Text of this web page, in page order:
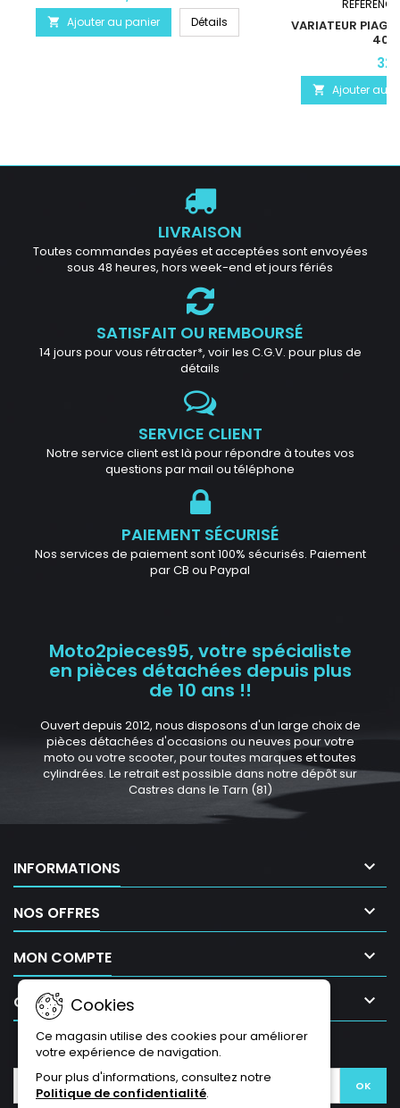
 Ajouter au panier Détails
VARIATEUR
400
 Ajouter au
LIVRAISON
Toutes commandes payées et acceptées sont envoyées
sous 48 heures, hors week-end et jours fériés
SATISFAIT OU REMBOURSÉ
14 jours pour vous rétracter*, voir les C.G.V. pour plus de
détails
SERVICE CLIENT
Notre service client est là pour répondre à toutes vos
questions par mail ou téléphone
PAIEMENT SÉCURISÉ
Nos services de paiement sont 100% sécurisés. Paiement
par CB ou Paypal
Moto2pieces95, votre spécialiste
en pièces détachées depuis plus
de 10 ans !!
Ouvert depuis 2012, nous disposons d'un large choix de
pièces détachées d'occasions ou neuves pour votre
moto ou votre scooter, pour toutes marques et toutes
cylindrées. Le retrait est possible dans notre dépôt sur
Castres dans le Tarn (81)
INFORMATIONS 
NOS OFFRES 
MON COMPTE 
CONTACT 
Cookies
Ce magasin utilise des cookies pour améliorer
votre expérience de navigation.
Pour plus d'informations, consultez notre
Politique de confidentialité.
LETTRE D'INFORMATIONS